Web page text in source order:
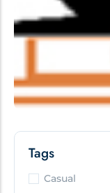
Tags
Casual